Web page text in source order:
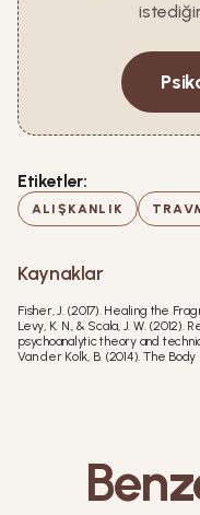
Etiketler:
ALIŞKANLIK
Kaynaklar
Fisher, J. (2017). Healing the
Levy, K. N., & Scala, J. W.
psychoanalytic theory and
Van der Kolk, B. (2014). The